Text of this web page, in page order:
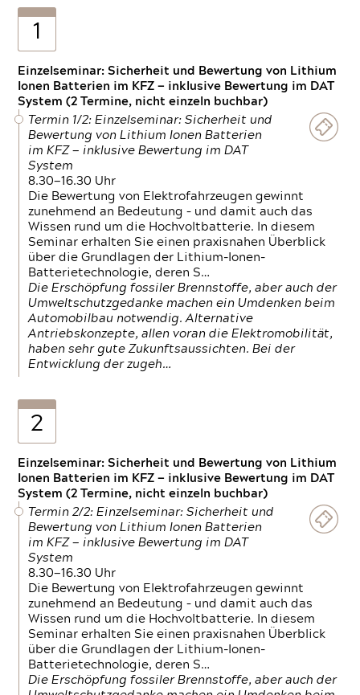
1
Einzelseminar: Sicherheit und Bewertung von Lithium
Ionen Batterien im KFZ — inklusive Bewertung im DAT
System (2 Termine, nicht einzeln buchbar)
Termin 1/2: Einzelseminar: Sicherheit und
Bewertung von Lithium Ionen Batterien
im KFZ — inklusive Bewertung im DAT
System
8.30—16.30 Uhr
Die Bewertung von Elektrofahrzeugen gewinnt
zunehmend an Bedeutung – und damit auch das
Wissen rund um die Hochvoltbatterie. In diesem
Seminar erhalten Sie einen praxisnahen Überblick
über die Grundlagen der Lithium-Ionen-
Batterietechnologie, deren S…
Die Erschöpfung fossiler Brennstoffe, aber auch der
Umweltschutzgedanke machen ein Umdenken beim
Automobilbau notwendig. Alternative
Antriebskonzepte, allen voran die Elektromobilität,
haben sehr gute Zukunftsaussichten. Bei der
Entwicklung der zugeh…
2
Einzelseminar: Sicherheit und Bewertung von Lithium
Ionen Batterien im KFZ — inklusive Bewertung im DAT
System (2 Termine, nicht einzeln buchbar)
Termin 2/2: Einzelseminar: Sicherheit und
Bewertung von Lithium Ionen Batterien
im KFZ — inklusive Bewertung im DAT
System
8.30—16.30 Uhr
Die Bewertung von Elektrofahrzeugen gewinnt
zunehmend an Bedeutung – und damit auch das
Wissen rund um die Hochvoltbatterie. In diesem
Seminar erhalten Sie einen praxisnahen Überblick
über die Grundlagen der Lithium-Ionen-
Batterietechnologie, deren S…
Die Erschöpfung fossiler Brennstoffe, aber auch der